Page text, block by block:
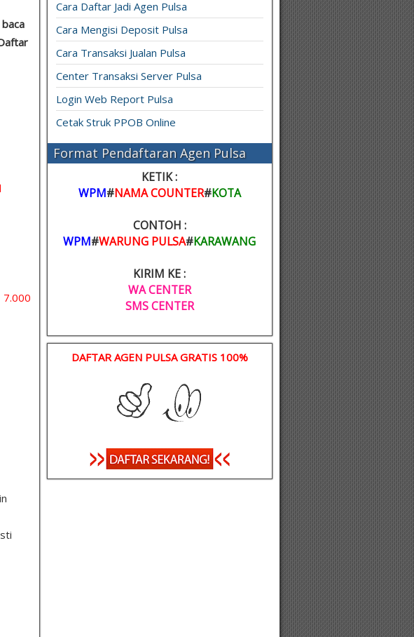
Cara Daftar Jadi Agen Pulsa
Cara Mengisi Deposit Pulsa
Cara Transaksi Jualan Pulsa
Center Transaksi Server Pulsa
Login Web Report Pulsa
Cetak Struk PPOB Online
Format Pendaftaran Agen Pulsa
KETIK :
WPM#NAMA COUNTER#KOTA
CONTOH :
WPM#WARUNG PULSA#KARAWANG
KIRIM KE :
WA CENTER
SMS CENTER
DAFTAR AGEN PULSA GRATIS 100%